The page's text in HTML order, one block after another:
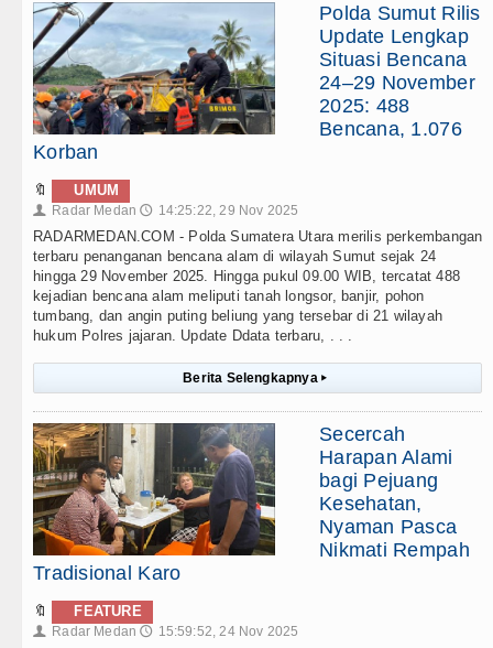
Polda Sumut Rilis
Update Lengkap
Situasi Bencana
24–29 November
2025: 488
Bencana, 1.076
Korban
🔖 UMUM
👤 Radar Medan 🕔 14:25:22, 29 Nov 2025
RADARMEDAN.COM - Polda Sumatera Utara merilis perkembangan
terbaru penanganan bencana alam di wilayah Sumut sejak 24
hingga 29 November 2025. Hingga pukul 09.00 WIB, tercatat 488
kejadian bencana alam meliputi tanah longsor, banjir, pohon
tumbang, dan angin puting beliung yang tersebar di 21 wilayah
hukum Polres jajaran. Update Ddata terbaru, . . .
Berita Selengkapnya ▸
Secercah
Harapan Alami
bagi Pejuang
Kesehatan,
Nyaman Pasca
Nikmati Rempah
Tradisional Karo
🔖 FEATURE
👤 Radar Medan 🕔 15:59:52, 24 Nov 2025